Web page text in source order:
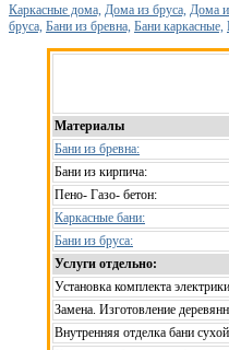
Каркасные дома, Дома из бруса, Дома
бруса, Бани из бревна, Бани каркасные,
Материалы
Бани из бревна:
Бани из кирпича:
Пено- Газо- бетон:
Каркасные бани:
Бани из бруса:
Услуги отдельно:
Установка комплекта
Замена. Изготовление
Внутренняя отделка бани